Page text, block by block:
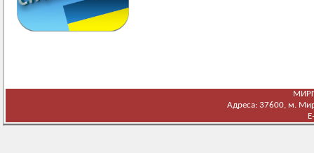
Адреса: 37600, м.